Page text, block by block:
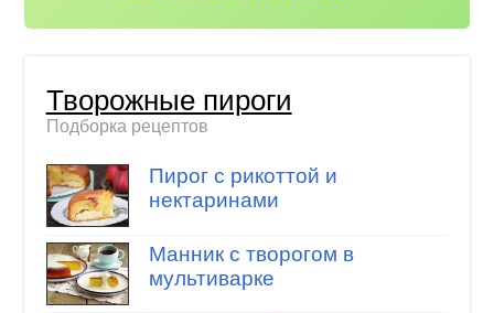
Творожные пироги
Подборка рецептов
Пирог с рикоттой и
нектаринами
Манник с творогом в
мультиварке